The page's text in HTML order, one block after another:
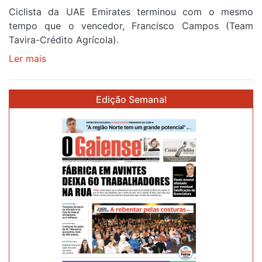
Ciclista da UAE Emirates terminou com o mesmo
tempo que o vencedor, Francisco Campos (Team
Tavira-Crédito Agrícola).
Ler mais
Camisola
Amarela
após
quarto
cruzar
Edição Semanal